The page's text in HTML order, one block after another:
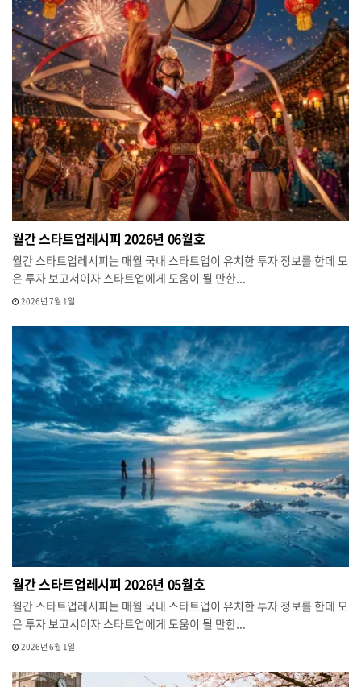
월간 스타트업레시피 2026년 06월호
월간 스타트업레시피는 매월 국내 스타트업이 유치한 투자 정보를 한데 모
은 투자 보고서이자 스타트업에게 도움이 될 만한...
2026년 7월 1일
월간 스타트업레시피 2026년 05월호
월간 스타트업레시피는 매월 국내 스타트업이 유치한 투자 정보를 한데 모
은 투자 보고서이자 스타트업에게 도움이 될 만한...
2026년 6월 1일